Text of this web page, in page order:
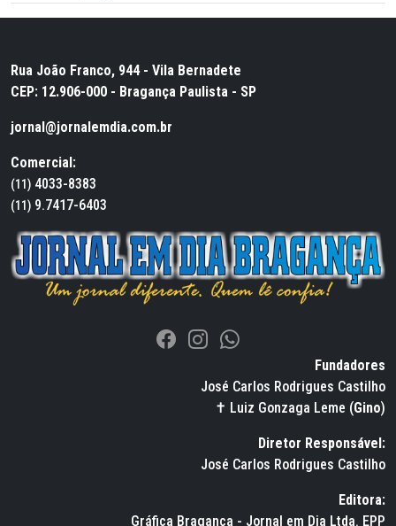
Rua João Franco, 944 - Vila Bernadete
CEP: 12.906-000 - Bragança Paulista - SP
jornal@jornalemdia.com.br
Comercial:
(11) 4033-8383
(11) 9.7417-6403
Fundadores
José Carlos Rodrigues Castilho
✝ Luiz Gonzaga Leme (Gino)
Diretor Responsável:
José Carlos Rodrigues Castilho
Editora:
Gráfica Bragança - Jornal em Dia Ltda. EPP